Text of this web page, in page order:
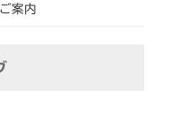
案内